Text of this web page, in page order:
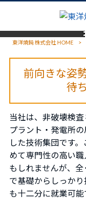
東洋焼鈍 株式会社 HOME >
前向きな姿
待
当社は、非破壊検査
プラント・発電所
した技術集団です
めて専門性の高い
もしれませんが、
で基礎からしっか
も十二分に就業可